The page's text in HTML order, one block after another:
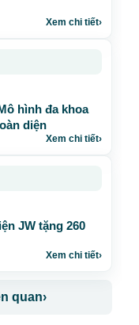
Xem chi tiết›
hình đa khoa
diện
Xem chi tiết›
JW tặng 260
Xem chi tiết›
quan›